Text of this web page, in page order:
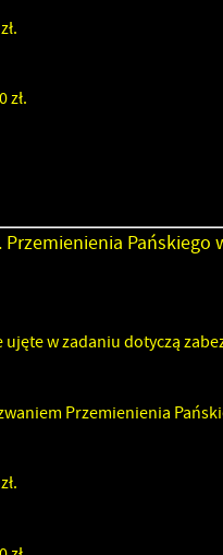
zł.
Przemienienia
w zadaniu dotyczą
Przemienienia
dokonać zmiany swoich ustawień.
z oferowanych przez nas usług.